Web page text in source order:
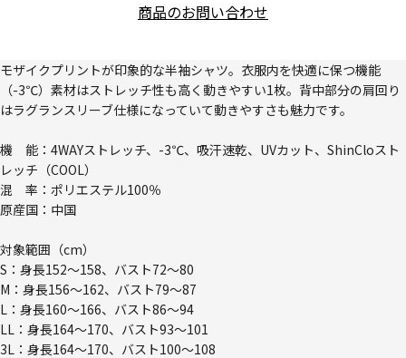
商品のお問い合わせ
モザイクプリントが印象的な半袖シャツ。衣服内を快適に保つ機能
（-3℃）素材はストレッチ性も高く動きやすい1枚。背中部分の肩回り
はラグランスリーブ仕様になっていて動きやすさも魅力です。
機 能：4WAYストレッチ、-3℃、吸汗速乾、UVカット、ShinCloスト
レッチ（COOL）
混 率：ポリエステル100％
原産国：中国
対象範囲（cm）
S：身長152～158、バスト72～80
M：身長156～162、バスト79～87
L：身長160～166、バスト86～94
LL：身長164～170、バスト93～101
3L：身長164～170、バスト100～108